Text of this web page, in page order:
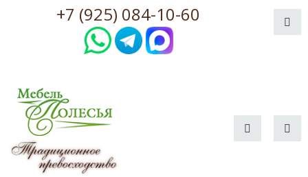
+7 (925) 084-10-60